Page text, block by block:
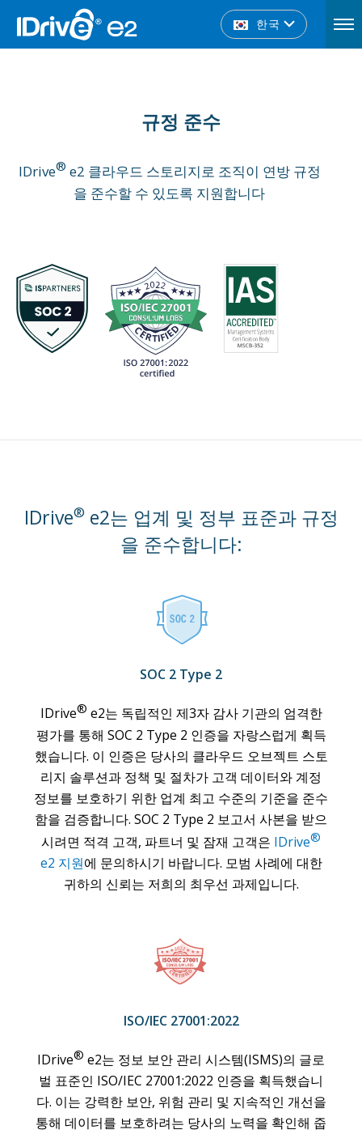
한국
규정 준수
IDrive® e2 클라우드 스토리지로 조직이 연방 규정
을 준수할 수 있도록 지원합니다
IDrive® e2는 업계 및 정부 표준과 규정
을 준수합니다:
SOC 2 Type 2
IDrive® e2는 독립적인 제3자 감사 기관의 엄격한
평가를 통해 SOC 2 Type 2 인증을 자랑스럽게 획득
했습니다. 이 인증은 당사의 클라우드 오브젝트 스토
리지 솔루션과 정책 및 절차가 고객 데이터와 계정
정보를 보호하기 위한 업계 최고 수준의 기준을 준수
함을 검증합니다. SOC 2 Type 2 보고서 사본을 받으
시려면 적격 고객, 파트너 및 잠재 고객은 IDrive®
e2 지원에 문의하시기 바랍니다. 모범 사례에 대한
귀하의 신뢰는 저희의 최우선 과제입니다.
ISO/IEC 27001:2022
IDrive® e2는 정보 보안 관리 시스템(ISMS)의 글로
벌 표준인 ISO/IEC 27001:2022 인증을 획득했습니
다. 이는 강력한 보안, 위험 관리 및 지속적인 개선을
통해 데이터를 보호하려는 당사의 노력을 확인해 줍